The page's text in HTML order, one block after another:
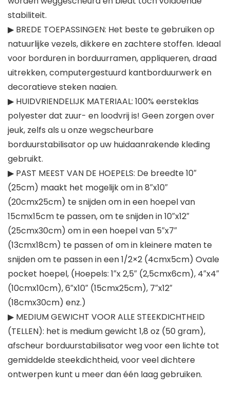
stabiliteit.
▶ BREDE TOEPASSINGEN: Het beste te gebruiken op
natuurlijke vezels, dikkere en zachtere stoffen. Ideaal
voor borduren in borduurramen, appliqueren, draad
uitrekken, computergestuurd kantborduurwerk en
decoratieve steken naaien.
▶ HUIDVRIENDELIJK MATERIAAL: 100% eersteklas
polyester dat zuur- en loodvrij is! Geen zorgen over
jeuk, zelfs als u onze wegscheurbare
borduurstabilisator op uw huidaanrakende kleding
gebruikt.
▶ PAST MEEST VAN DE HOEPELS: De breedte 10″
(25cm) maakt het mogelijk om in 8″x10″
(20cmx25cm) te snijden om in een hoepel van
15cmx15cm te passen, om te snijden in 10″x12″
(25cmx30cm) om in een hoepel van 5″x7″
(13cmx18cm) te passen of om in kleinere maten te
snijden om te passen in een 1/2×2 (4cmx5cm) Ovale
pocket hoepel, (Hoepels: 1″x 2,5″ (2,5cmx6cm), 4″x4″
(10cmx10cm), 6″x10″ (15cmx25cm), 7″x12″
(18cmx30cm) enz.)
▶ MEDIUM GEWICHT VOOR ALLE STEEKDICHTHEID
(TELLEN): het is medium gewicht 1,8 oz (50 gram),
afscheur borduurstabilisator weg voor een lichte tot
gemiddelde steekdichtheid, voor veel dichtere
ontwerpen kunt u meer dan één laag gebruiken.